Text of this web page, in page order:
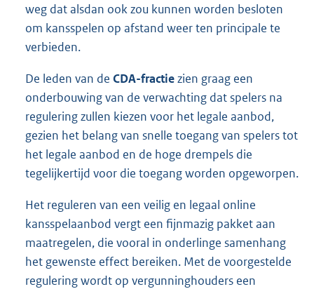
weg dat alsdan ook zou kunnen worden besloten
om kansspelen op afstand weer ten principale te
verbieden.
De leden van de CDA-fractiezien graag een
onderbouwing van de verwachting dat spelers na
regulering zullen kiezen voor het legale aanbod,
gezien het belang van snelle toegang van spelers tot
het legale aanbod en de hoge drempels die
tegelijkertijd voor die toegang worden opgeworpen.
Het reguleren van een veilig en legaal online
kansspelaanbod vergt een fijnmazig pakket aan
maatregelen, die vooral in onderlinge samenhang
het gewenste effect bereiken. Met de voorgestelde
regulering wordt op vergunninghouders een